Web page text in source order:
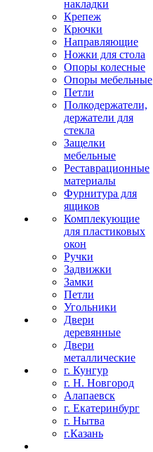
накладки
Крепеж
Крючки
Направляющие
Ножки для стола
Опоры колесные
Опоры мебельные
Петли
Полкодержатели,
держатели для
стекла
Защелки
мебельные
Реставрационные
материалы
Фурнитура для
ящиков
Комплекующие
для пластиковых
окон
Ручки
Задвижки
Замки
Петли
Угольники
Двери
деревянные
Двери
металлические
г. Кунгур
г. Н. Новгород
Алапаевск
г. Екатеринбург
г. Нытва
г.Казань